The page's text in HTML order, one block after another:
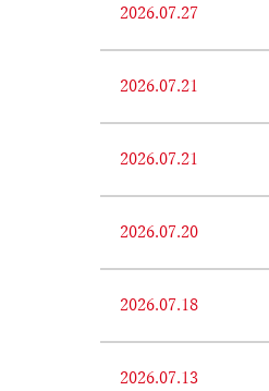
2026.07.27
2026.07.21
2026.07.21
2026.07.20
2026.07.18
2026.07.13